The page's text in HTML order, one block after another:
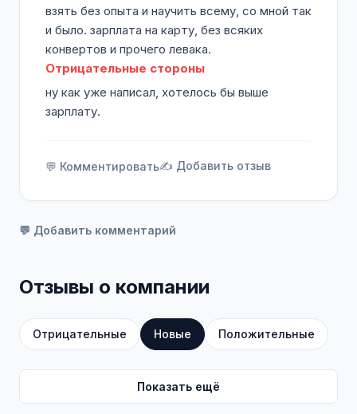
взять без опыта и научить всему, со мной так
и было. зарплата на карту, без всяких
конвертов и прочего левака.
Отрицательные стороны
ну как уже написал, хотелось бы выше
зарплату.
💬 Комментировать✍️ Добавить отзыв
💬 Добавить комментарий
Отзывы о компании
Отрицательные Новые Положительные
Показать ещё